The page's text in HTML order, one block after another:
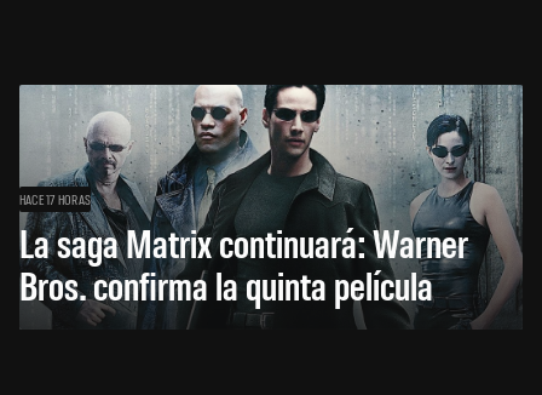
HACE 17 HORAS
La saga Matrix continuará: Warner
Bros. confirma la quinta película